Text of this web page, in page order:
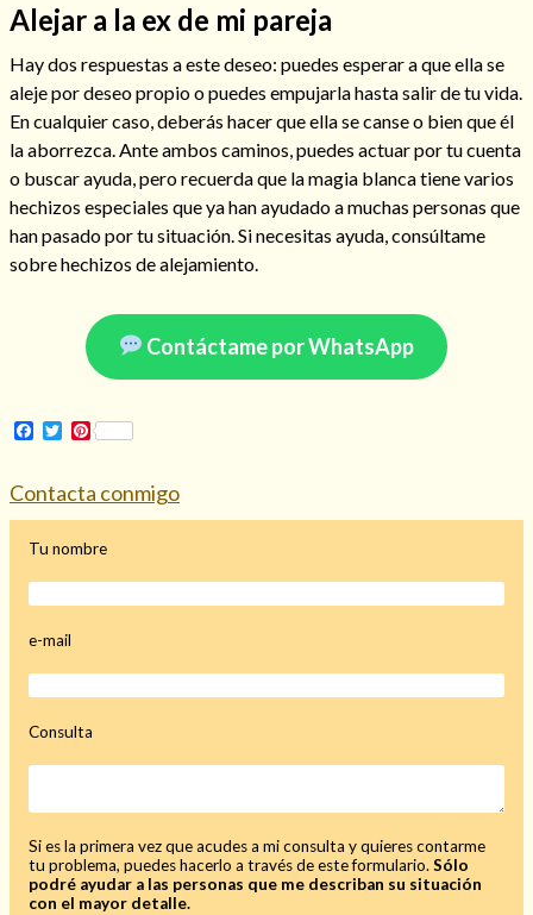
Endulzamiento
Alejar a la ex de mi pareja
Hay dos respuestas a este deseo: puedes esperar a que ella se
aleje por deseo propio o puedes empujarla hasta salir de tu vida.
En cualquier caso, deberás hacer que ella se canse o bien que él
la aborrezca. Ante ambos caminos, puedes actuar por tu cuenta
o buscar ayuda, pero recuerda que la magia blanca tiene varios
hechizos especiales que ya han ayudado a muchas personas que
han pasado por tu situación. Si necesitas ayuda, consúltame
sobre hechizos de alejamiento.
Contáctame por WhatsApp
Facebook
Twitter
Pinterest
Contacta conmigo
Tu nombre
e-mail
Consulta
Si es la primera vez que acudes a mi consulta y quieres contarme
tu problema, puedes hacerlo a través de este formulario.Sólo
podré ayudar a las personas que me describan su situación
con el mayor detalle.